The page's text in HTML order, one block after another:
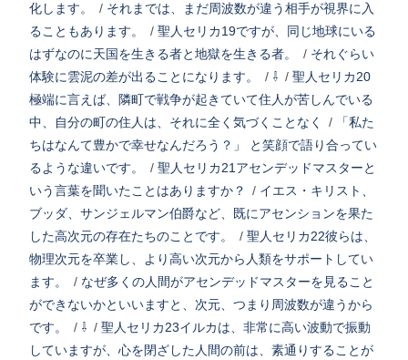
化します。
/ それまでは、まだ周波数が違う相手が視界に入
ることもあります。
/ 聖人セリカ19ですが、同じ地球にいる
はずなのに天国を生きる者と地獄を生きる者。
/ それぐらい
体験に雲泥の差が出ることになります。
/ ⇩ / 聖人セリカ20
極端に言えば、隣町で戦争が起きていて住人が苦しんでいる
中、自分の町の住人は、それに全く気づくことなく
/
「私た
ちはなんて豊かで幸せなんだろう？」 と笑顔で語り合ってい
るような違いです。
/ 聖人セリカ21アセンデッドマスターと
いう言葉を聞いたことはありますか？
/ イエス・キリスト、
ブッダ、サンジェルマン伯爵など、既にアセンションを果た
した高次元の存在たちのことです。
/ 聖人セリカ22彼らは、
物理次元を卒業し、より高い次元から人類をサポートしてい
ます。
/ なぜ多くの人間がアセンデッドマスターを見ること
ができないかといいますと、次元、つまり周波数が違うから
です。
/ ⇩ / 聖人セリカ23イルカは、非常に高い波動で振動
していますが、心を閉ざした人間の前は、素通りすることが